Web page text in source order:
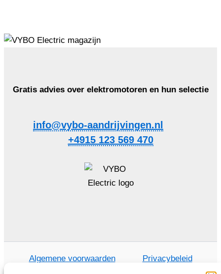
Gratis advies over elektromotoren en hun selectie
info@vybo-aandrijvingen.nl
+4915 123 569 470
Algemene voorwaarden Privacybeleid